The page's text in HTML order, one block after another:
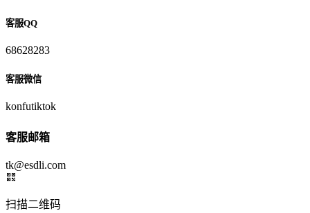
客服QQ
68628283
客服微信
konfutiktok
客服邮箱
tk@esdli.com
扫描二维码